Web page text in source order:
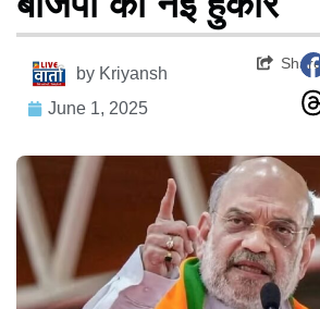
by Kriyansh
June 1, 2025
Share